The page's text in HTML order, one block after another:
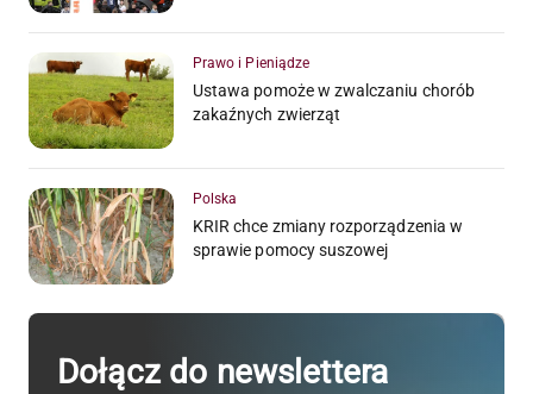
Prawo i Pieniądze
Ustawa pomoże w zwalczaniu chorób
zakaźnych zwierząt
Polska
KRIR chce zmiany rozporządzenia w
sprawie pomocy suszowej
Dołącz do newslettera